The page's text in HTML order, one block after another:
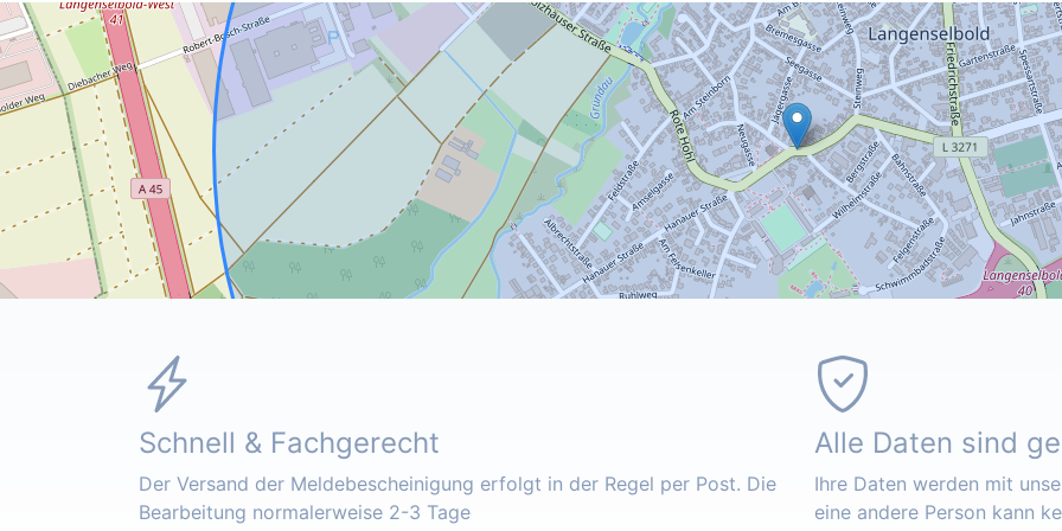
Schnell & Fachgerecht
Der Versand der Meldebescheinigung erfolgt in der Regel per Post. Die
Bearbeitung normalerweise 2-3 Tage
Alle Daten sind
Ihre Daten werden mit
eine andere Person kann